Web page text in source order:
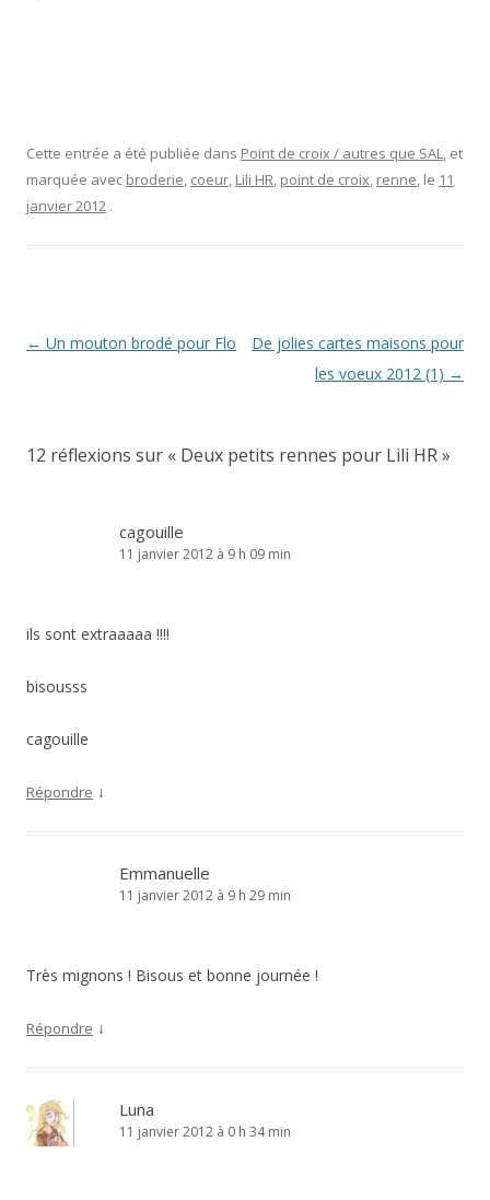
Cette entrée a été publiée dans Point de croix / autres que SAL, et
marquée avec broderie, coeur, Lili HR, point de croix, renne, le 11
janvier 2012 .
Navigation
← Un mouton brodé pour Flo
De jolies cartes maisons pour
les voeux 2012 (1) →
12 réflexions sur « Deux petits rennes pour Lili HR»
cagouille
11 janvier 2012 à 9 h 09 min
ils sont extraaaaa !!!!
bisousss
cagouille
Répondre ↓
Emmanuelle
11 janvier 2012 à 9 h 29 min
Très mignons ! Bisous et bonne journée !
Répondre ↓
Luna
11 janvier 2012 à 0 h 34 min